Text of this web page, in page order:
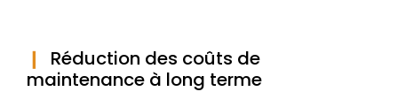
Réduction des coûts de
maintenance à long terme